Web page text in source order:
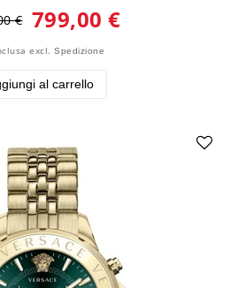
€ 799,00 €
excl. Spedizione
al carrello